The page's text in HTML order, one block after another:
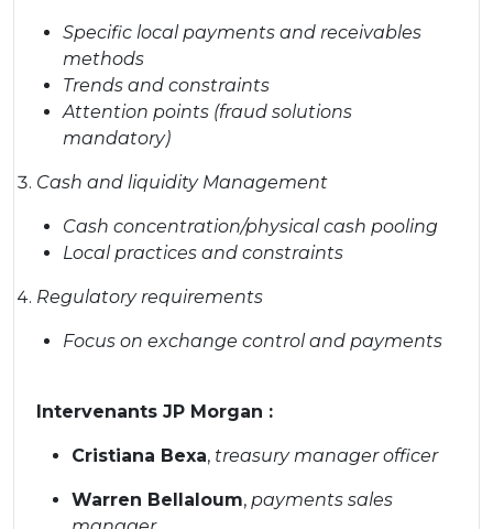
Specific local payments and receivables
methods
Trends and constraints
Attention points (fraud solutions
mandatory)
Cash and liquidity Management
Cash concentration/physical cash pooling
Local practices and constraints
Regulatory requirements
Focus on exchange control and payments
Intervenants JP Morgan :
Cristiana Bexa, treasury manager officer
Warren Bellaloum, payments sales